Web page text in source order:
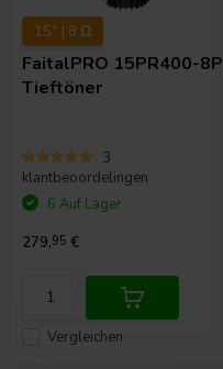
15" | 8 Ω
FaitalPRO 15PR400-8P
Tieftöner
3
klantbeoordelingen
Vergleichen
6 Auf Lager
279,95 €